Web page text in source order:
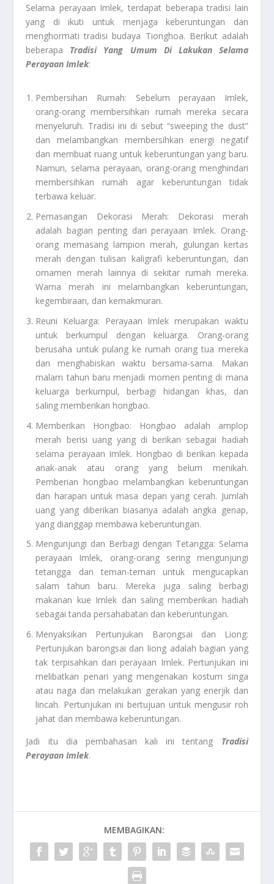
Selama perayaan Imlek, terdapat beberapa tradisi lain
yang di ikuti untuk menjaga keberuntungan dan
menghormati tradisi budaya Tionghoa. Berikut adalah
beberapa Tradisi Yang Umum Di Lakukan Selama
Perayaan Imlek:
Pembersihan Rumah: Sebelum perayaan Imlek,
orang-orang membersihkan rumah mereka secara
menyeluruh. Tradisi ini di sebut “sweeping the dust”
dan melambangkan membersihkan energi negatif
dan membuat ruang untuk keberuntungan yang baru.
Namun, selama perayaan, orang-orang menghindari
membersihkan rumah agar keberuntungan tidak
terbawa keluar.
Pemasangan Dekorasi Merah: Dekorasi merah
adalah bagian penting dari perayaan Imlek. Orang-
orang memasang lampion merah, gulungan kertas
merah dengan tulisan kaligrafi keberuntungan, dan
ornamen merah lainnya di sekitar rumah mereka.
Warna merah ini melambangkan keberuntungan,
kegembiraan, dan kemakmuran.
Reuni Keluarga: Perayaan Imlek merupakan waktu
untuk berkumpul dengan keluarga. Orang-orang
berusaha untuk pulang ke rumah orang tua mereka
dan menghabiskan waktu bersama-sama. Makan
malam tahun baru menjadi momen penting di mana
keluarga berkumpul, berbagi hidangan khas, dan
saling memberikan hongbao.
Memberikan Hongbao: Hongbao adalah amplop
merah berisi uang yang di berikan sebagai hadiah
selama perayaan Imlek. Hongbao di berikan kepada
anak-anak atau orang yang belum menikah.
Pemberian hongbao melambangkan keberuntungan
dan harapan untuk masa depan yang cerah. Jumlah
uang yang diberikan biasanya adalah angka genap,
yang dianggap membawa keberuntungan.
Mengunjungi dan Berbagi dengan Tetangga: Selama
perayaan Imlek, orang-orang sering mengunjungi
tetangga dan teman-teman untuk mengucapkan
salam tahun baru. Mereka juga saling berbagi
makanan kue Imlek dan saling memberikan hadiah
sebagai tanda persahabatan dan keberuntungan.
Menyaksikan Pertunjukan Barongsai dan Liong:
Pertunjukan barongsai dan liong adalah bagian yang
tak terpisahkan dari perayaan Imlek. Pertunjukan ini
melibatkan penari yang mengenakan kostum singa
atau naga dan melakukan gerakan yang enerjik dan
lincah. Pertunjukan ini bertujuan untuk mengusir roh
jahat dan membawa keberuntungan.
Jadi itu dia pembahasan kali ini tentang Tradisi
Perayaan Imlek.
MEMBAGIKAN: